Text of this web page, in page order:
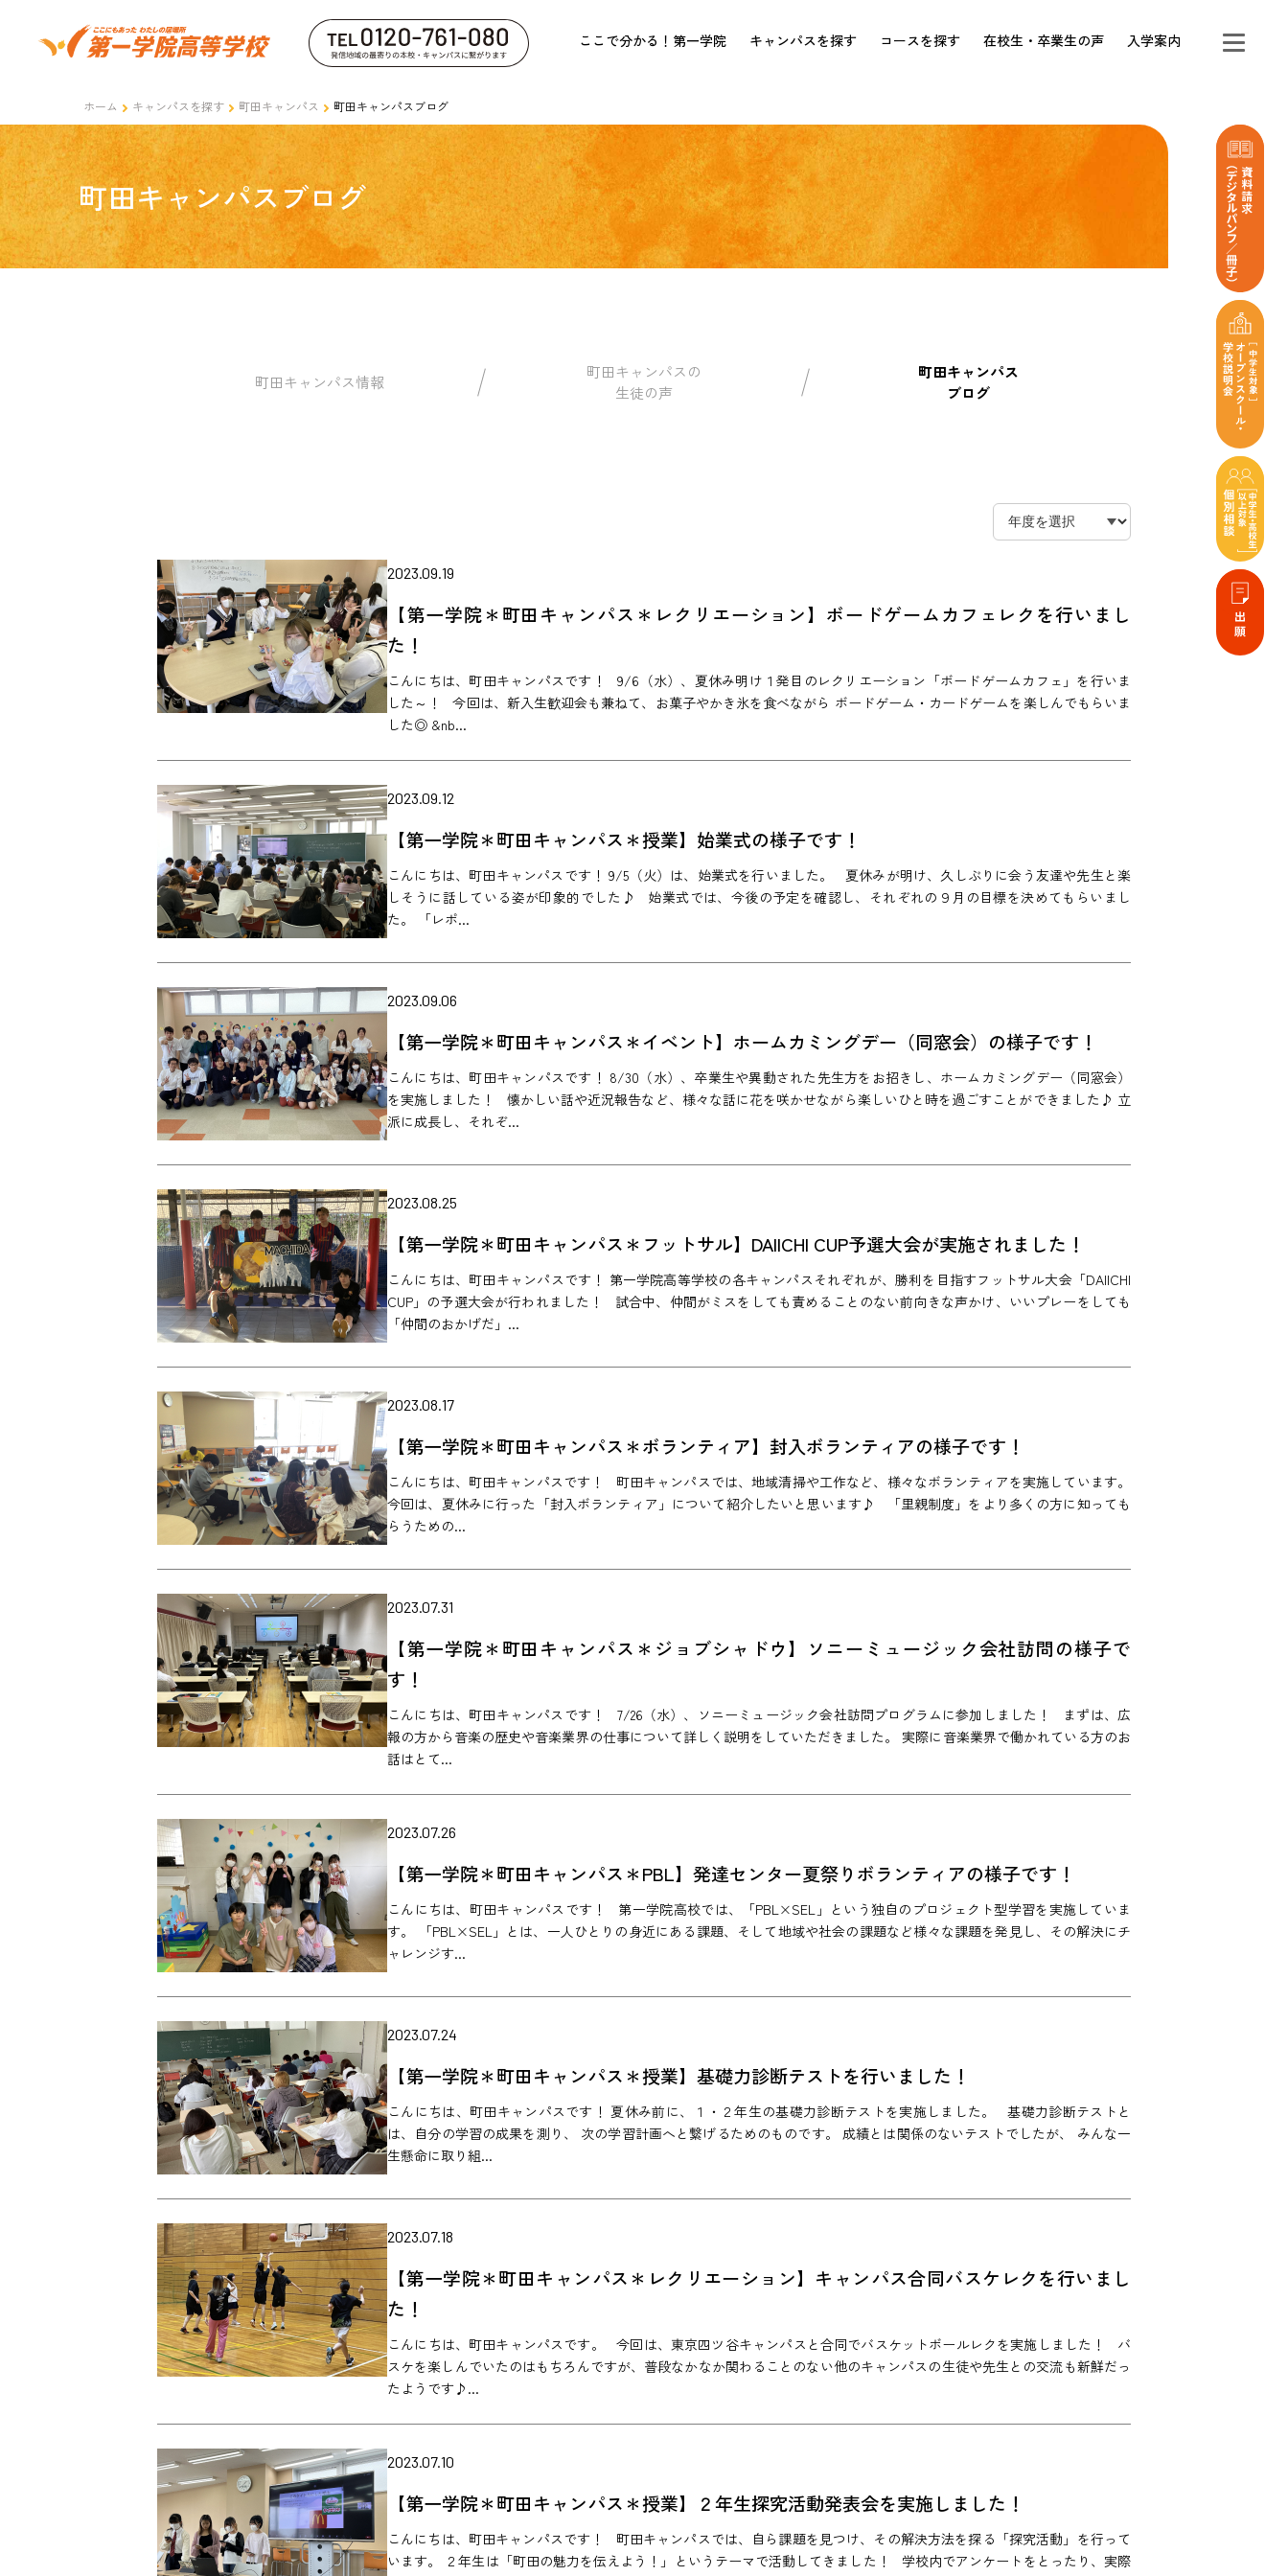
ここで分かる！第一学院 キャンパスを探す コースを探す 在校生・卒業生の声 入学案内
ホーム キャンパスを探す 町田キャンパス 町田キャンパスブログ
町田キャンパスブログ
町田キャンパス情報
町田キャンパスの
生徒の声
町田キャンパス
ブログ
2023.09.19
【第一学院＊町田キャンパス＊レクリエーション】ボードゲームカフェレクを行いまし
た！
こんにちは、町田キャンパスです！ 9/6（水）、夏休み明け１発目のレクリエーション「ボードゲームカフェ」を行いま
した～！ 今回は、新入生歓迎会も兼ねて、お菓子やかき氷を食べながら ボードゲーム・カードゲームを楽しんでもらいま
した◎ &nb...
2023.09.12
【第一学院＊町田キャンパス＊授業】始業式の様子です！
こんにちは、町田キャンパスです！ 9/5（火）は、始業式を行いました。 夏休みが明け、久しぶりに会う友達や先生と楽
しそうに話している姿が印象的でした♪ 始業式では、今後の予定を確認し、それぞれの９月の目標を決めてもらいまし
た。 「レポ...
2023.09.06
【第一学院＊町田キャンパス＊イベント】ホームカミングデー（同窓会）の様子です！
こんにちは、町田キャンパスです！ 8/30（水）、卒業生や異動された先生方をお招きし、ホームカミングデー（同窓会）
を実施しました！ 懐かしい話や近況報告など、様々な話に花を咲かせながら楽しいひと時を過ごすことができました♪ 立
派に成長し、それぞ...
2023.08.25
【第一学院＊町田キャンパス＊フットサル】DAIICHI CUP予選大会が実施されました！
こんにちは、町田キャンパスです！ 第一学院高等学校の各キャンパスそれぞれが、勝利を目指すフットサル大会「DAIICHI
CUP」の予選大会が行われました！ 試合中、仲間がミスをしても責めることのない前向きな声かけ、いいプレーをしても
「仲間のおかげだ」...
2023.08.17
【第一学院＊町田キャンパス＊ボランティア】封入ボランティアの様子です！
こんにちは、町田キャンパスです！ 町田キャンパスでは、地域清掃や工作など、様々なボランティアを実施しています。
今回は、夏休みに行った「封入ボランティア」について紹介したいと思います♪ 「里親制度」をより多くの方に知っても
らうための...
2023.07.31
【第一学院＊町田キャンパス＊ジョブシャドウ】ソニーミュージック会社訪問の様子で
す！
こんにちは、町田キャンパスです！ 7/26（水）、ソニーミュージック会社訪問プログラムに参加しました！ まずは、広
報の方から音楽の歴史や音楽業界の仕事について詳しく説明をしていただきました。 実際に音楽業界で働かれている方のお
話はとて...
2023.07.26
【第一学院＊町田キャンパス＊PBL】発達センター夏祭りボランティアの様子です！
こんにちは、町田キャンパスです！ 第一学院高校では、「PBL×SEL」という独自のプロジェクト型学習を実施していま
す。 「PBL×SEL」とは、一人ひとりの身近にある課題、そして地域や社会の課題など様々な課題を発見し、その解決にチ
ャレンジす...
2023.07.24
【第一学院＊町田キャンパス＊授業】基礎力診断テストを行いました！
こんにちは、町田キャンパスです！ 夏休み前に、１・２年生の基礎力診断テストを実施しました。 基礎力診断テストと
は、自分の学習の成果を測り、 次の学習計画へと繋げるためのものです。 成績とは関係のないテストでしたが、 みんな一
生懸命に取り組...
2023.07.18
【第一学院＊町田キャンパス＊レクリエーション】キャンパス合同バスケレクを行いまし
た！
こんにちは、町田キャンパスです。 今回は、東京四ツ谷キャンパスと合同でバスケットボールレクを実施しました！ バ
スケを楽しんでいたのはもちろんですが、普段なかなか関わることのない他のキャンパスの生徒や先生との交流も新鮮だっ
たようです♪...
2023.07.10
【第一学院＊町田キャンパス＊授業】２年生探究活動発表会を実施しました！
こんにちは、町田キャンパスです！ 町田キャンパスでは、自ら課題を見つけ、その解決方法を探る「探究活動」を行って
います。 ２年生は「町田の魅力を伝えよう！」というテーマで活動してきました！ 学校内でアンケートをとったり、実際